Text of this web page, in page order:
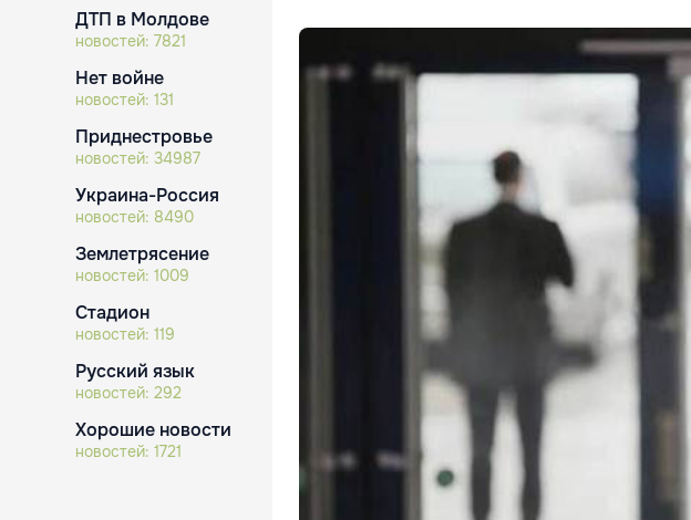
ДТП в Молдове
новостей: 7821
Нет войне
новостей: 131
Приднестровье
новостей: 34987
Украина-Россия
новостей: 8490
Землетрясение
новостей: 1009
Стадион
новостей: 119
Русский язык
новостей: 292
Хорошие новости
новостей: 1721